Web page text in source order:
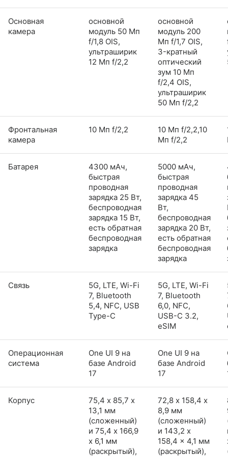
Основная
камера
основной
модуль 50 Мп
f/1,8 OIS,
ультраширик
12 Мп f/2,2
основной
модуль 200
Мп f/1,7 OIS,
3-кратный
оптический
зум 10 Мп
f/2,4 OIS,
ультраширик
50 Мп f/2,2
Фронтальная
камера
10 Мп f/2,2
10 Мп f/2,2,10
Мп f/2,2
Батарея
4300 мАч,
быстрая
проводная
зарядка 25 Вт,
беспроводная
зарядка 15 Вт,
есть обратная
беспроводная
зарядка
5000 мАч,
быстрая
проводная
зарядка 45
Вт,
беспроводная
зарядка 20 Вт,
есть обратная
беспроводная
зарядка
Связь
5G, LTE, Wi-Fi
7, Bluetooth
5,4, NFC, USB
Type-C
5G, LTE, Wi-Fi
7, Bluetooth
6,0, NFC,
USB-C 3.2,
eSIM
Операционная
система
One UI 9 на
базе Android
17
One UI 9 на
базе Android
17
Корпус
75,4 х 85,7 х
13,1 мм
(сложенный)
и 75,4 x 166,9
x 6,1 мм
(раскрытый),
72,8 х 158,4 х
8,9 мм
(сложенный)
и 143,2 x
158,4 x 4,1 мм
(раскрытый),